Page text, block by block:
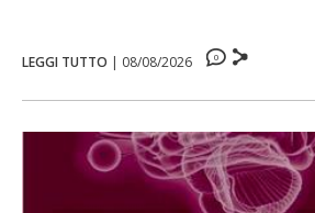
LEGGI TUTTO | 08/08/2026 0